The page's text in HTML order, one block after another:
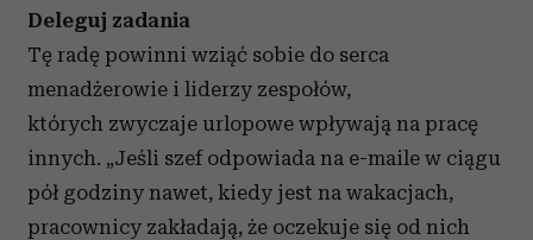
Deleguj zadania
Tę radę powinni wziąć sobie do serca
menadżerowie i liderzy zespołów,
których zwyczaje urlopowe wpływają na pracę
innych. „Jeśli szef odpowiada na e-maile w ciągu
pół godziny nawet, kiedy jest na wakacjach,
pracownicy zakładają, że oczekuje się od nich